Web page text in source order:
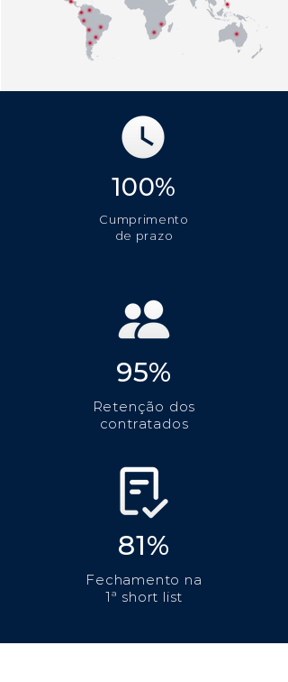
100%
Cumprimento
de prazo
95%
Retenção dos
contratados
81%
Fechamento na
1ª short list